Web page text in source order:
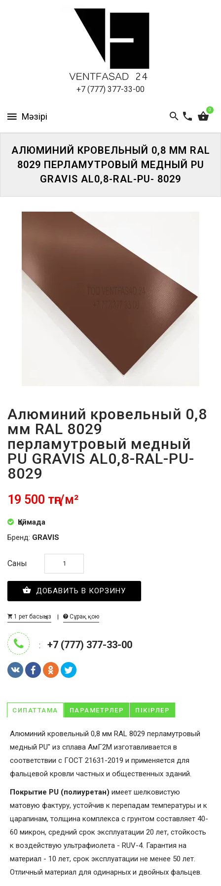
+7 (777) 377-33-00
0
ПАНЕЛИ
АЛЮМИНИЙ КРОВЕЛЬНЫЙ 0,8 ММ RAL
8029 ПЕРЛАМУТРОВЫЙ МЕДНЫЙ PU
GRAVIS AL0,8-RAL-PU- 8029
Алюминий кровельный 0,8
мм RAL 8029
перламутровый медный
PU GRAVIS AL0,8-RAL-PU-
8029
19 500 тңг/м²
Қоймада
Бренд: GRAVIS
Саны
ДОБАВИТЬ В КОРЗИНУ
1 рет басыңыз Сұрақ қою
: +7 (777) 377-33-00
СИПАТТАМА ПАРАМЕТРЛЕР ПІКІРЛЕР
Алюминий кровельный 0,8 мм RAL 8029 перламутровый
медный PU" из сплава АмГ2М изготавливается в
соответствии с ГОСТ 21631-2019 и применяется для
фальцевой кровли частных и общественных зданий.
Покрытие PU (полиуретан) имеет шелковистую
матовую фактуру, устойчив к перепадам температуры и к
царапинам, толщина комплекса с грунтом составляет 40-
60 микрон, средний срок эксплуатации 20 лет, стойкость
к воздействую ультрафиолета - RUV-4. Гарантия на
материал - 10 лет, срок эксплуатации не менее 50 лет.
Отличный материал для одинарных и двойных фальцев.